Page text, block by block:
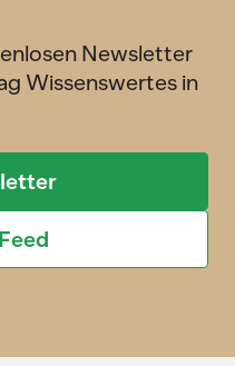
Newsletter
Wissenswertes in